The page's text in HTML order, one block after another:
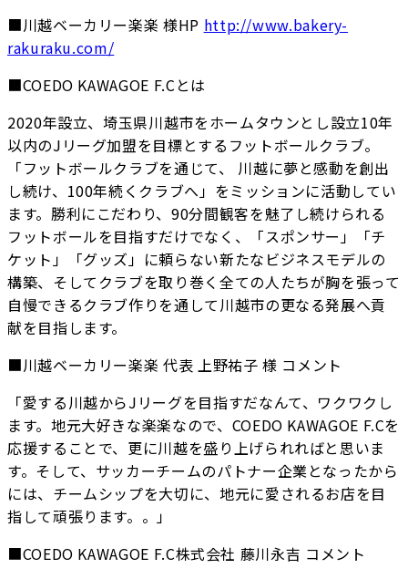
■川越ベーカリー楽楽 様HP http://www.bakery-
rakuraku.com/
■COEDO KAWAGOE F.Cとは
2020年設立、埼玉県川越市をホームタウンとし設立10年
以内のJリーグ加盟を目標とするフットボールクラブ。
「フットボールクラブを通じて、 川越に夢と感動を創出
し続け、100年続くクラブへ」をミッションに活動してい
ます。勝利にこだわり、90分間観客を魅了し続けられる
フットボールを目指すだけでなく、「スポンサー」「チ
ケット」「グッズ」に頼らない新たなビジネスモデルの
構築、そしてクラブを取り巻く全ての人たちが胸を張って
自慢できるクラブ作りを通して川越市の更なる発展へ貢
献を目指します。
■川越ベーカリー楽楽 代表 上野祐子 様 コメント
「愛する川越からJリーグを目指すだなんて、ワクワクし
ます。地元大好きな楽楽なので、COEDO KAWAGOE F.Cを
応援することで、更に川越を盛り上げられればと思いま
す。そして、サッカーチームのパトナー企業となったから
には、チームシップを大切に、地元に愛されるお店を目
指して頑張ります。。」
■COEDO KAWAGOE F.C株式会社 藤川永吉 コメント